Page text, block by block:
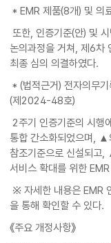
* EMR 제품(8개) 및 의
또한, 인증기준(안) 및
논의과정을 거쳐, 제6
최종 심의 의결하였다.
* (법적근거) 전자의무
(제2024-48호)
2주기 인증기준의 시
통합 간소화되었으며, ▲
참조기준으로 신설되고,
서비스 확대를 위한
※ 자세한 내용은
을 통해 확인할 수 있다.
《주요 개정사항》